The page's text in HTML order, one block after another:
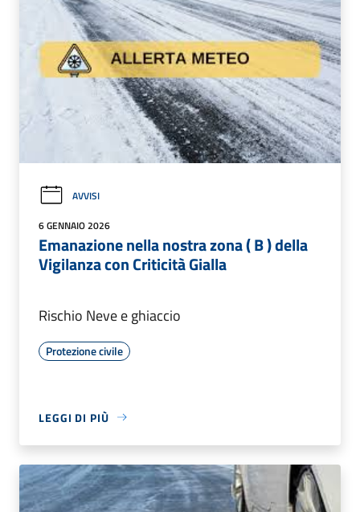
AVVISI
6 GENNAIO 2026
Emanazione nella nostra zona ( B ) della
Vigilanza con Criticità Gialla
Rischio Neve e ghiaccio
Protezione civile
LEGGI DI PIÙ